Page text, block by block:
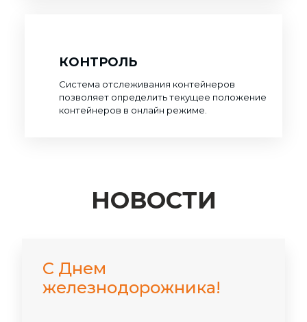
КОНТРОЛЬ
Система отслеживания контейнеров
позволяет определить текущее положение
контейнеров в онлайн режиме.
НОВОСТИ
С Днем
железнодорожника!